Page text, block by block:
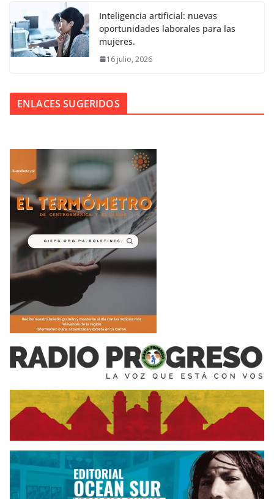
Inteligencia artificial: nuevas
oportunidades laborales para las
mujeres.
16 julio, 2026
ENLACES SUGERIDOS